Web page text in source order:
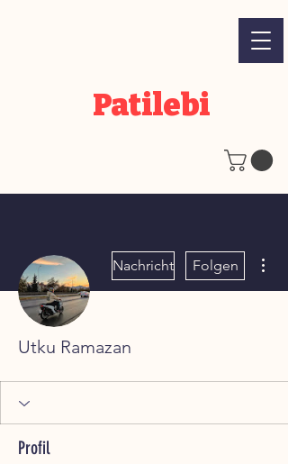
Patilebi
Nachricht Folgen
Utku Ramazan
Profil